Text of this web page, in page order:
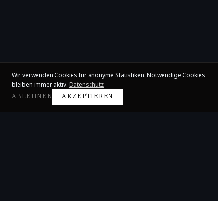
Wir verwenden Cookies für anonyme Statistiken. Notwendige Cookies
bleiben immer aktiv. Datenschutz
ABLEHNEN AKZEPTIEREN